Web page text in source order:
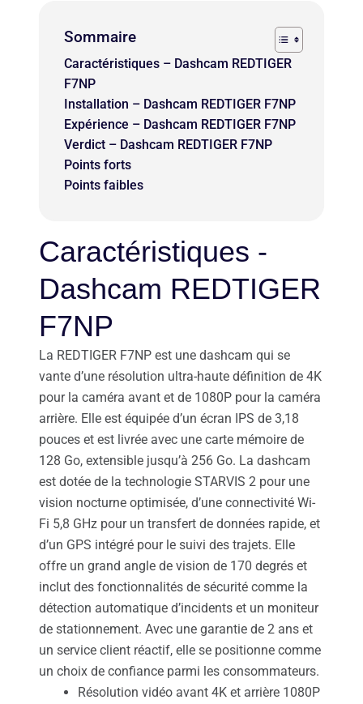
Sommaire
Caractéristiques – Dashcam REDTIGER
F7NP
Installation – Dashcam REDTIGER F7NP
Expérience – Dashcam REDTIGER F7NP
Verdict – Dashcam REDTIGER F7NP
Points forts
Points faibles
Caractéristiques -
Dashcam REDTIGER
F7NP
La REDTIGER F7NP est une dashcam qui se
vante d’une résolution ultra-haute définition de 4K
pour la caméra avant et de 1080P pour la caméra
arrière. Elle est équipée d’un écran IPS de 3,18
pouces et est livrée avec une carte mémoire de
128 Go, extensible jusqu’à 256 Go. La dashcam
est dotée de la technologie STARVIS 2 pour une
vision nocturne optimisée, d’une connectivité Wi-
Fi 5,8 GHz pour un transfert de données rapide, et
d’un GPS intégré pour le suivi des trajets. Elle
offre un grand angle de vision de 170 degrés et
inclut des fonctionnalités de sécurité comme la
détection automatique d’incidents et un moniteur
de stationnement. Avec une garantie de 2 ans et
un service client réactif, elle se positionne comme
un choix de confiance parmi les consommateurs.
Résolution vidéo avant 4K et arrière 1080P